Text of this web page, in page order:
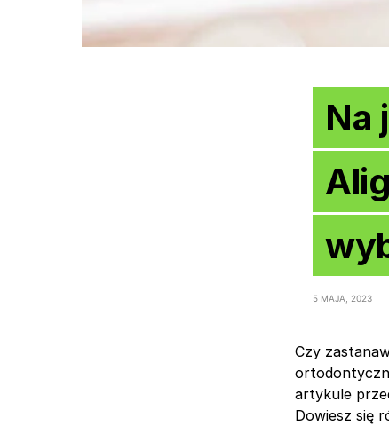
Na
5 MAJA, 2023
Czy
artykule
Dowiesz się